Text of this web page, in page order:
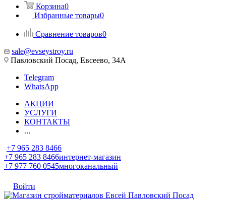
Корзина0
Избранные товары0
Сравнение товаров0
sale@evseystroy.ru
Павловский Посад, Евсеево, 34А
Telegram
WhatsApp
АКЦИИ
УСЛУГИ
КОНТАКТЫ
...
+7 965 283 8466
+7 965 283 8466интернет-магазин
+7 977 760 0545многоканальный
Войти